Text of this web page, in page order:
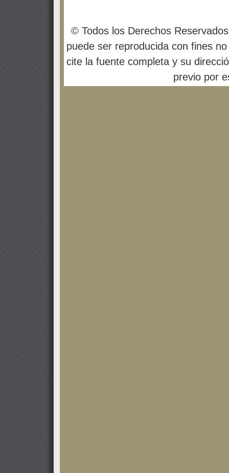
© Todos los Derechos
puede ser reproducida con fines
cite la fuente completa y su
previo por